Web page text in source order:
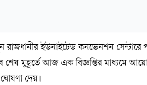
ইউনাইটেড কনভেনশন সেন্টারে
মুহূর্তে আজ এক বিজ্ঞপ্তির মাধ্যমে
ঘোষণা দেয়।